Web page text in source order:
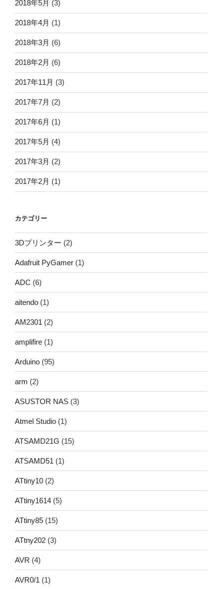
2018年5月 (3)
2018年4月 (1)
2018年3月 (6)
2018年2月 (6)
2017年11月 (3)
2017年7月 (2)
2017年6月 (1)
2017年5月 (4)
2017年3月 (2)
2017年2月 (1)
カテゴリー
3Dプリンター (2)
Adafruit PyGamer (1)
ADC (6)
aitendo (1)
AM2301 (2)
amplifire (1)
Arduino (95)
arm (2)
ASUSTOR NAS (3)
Atmel Studio (1)
ATSAMD21G (15)
ATSAMD51 (1)
ATtiny10 (2)
ATtiny1614 (5)
ATtiny85 (15)
ATtny202 (3)
AVR (4)
AVR0/1 (1)